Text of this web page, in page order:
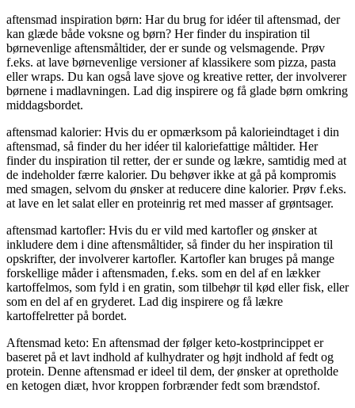
aftensmad inspiration børn: Har du brug for idéer til aftensmad, der
kan glæde både voksne og børn? Her finder du inspiration til
børnevenlige aftensmåltider, der er sunde og velsmagende. Prøv
f.eks. at lave børnevenlige versioner af klassikere som pizza, pasta
eller wraps. Du kan også lave sjove og kreative retter, der involverer
børnene i madlavningen. Lad dig inspirere og få glade børn omkring
middagsbordet.
aftensmad kalorier: Hvis du er opmærksom på kalorieindtaget i din
aftensmad, så finder du her idéer til kaloriefattige måltider. Her
finder du inspiration til retter, der er sunde og lækre, samtidig med at
de indeholder færre kalorier. Du behøver ikke at gå på kompromis
med smagen, selvom du ønsker at reducere dine kalorier. Prøv f.eks.
at lave en let salat eller en proteinrig ret med masser af grøntsager.
aftensmad kartofler: Hvis du er vild med kartofler og ønsker at
inkludere dem i dine aftensmåltider, så finder du her inspiration til
opskrifter, der involverer kartofler. Kartofler kan bruges på mange
forskellige måder i aftensmaden, f.eks. som en del af en lækker
kartoffelmos, som fyld i en gratin, som tilbehør til kød eller fisk, eller
som en del af en gryderet. Lad dig inspirere og få lækre
kartoffelretter på bordet.
Aftensmad keto: En aftensmad der følger keto-kostprincippet er
baseret på et lavt indhold af kulhydrater og højt indhold af fedt og
protein. Denne aftensmad er ideel til dem, der ønsker at opretholde
en ketogen diæt, hvor kroppen forbrænder fedt som brændstof.